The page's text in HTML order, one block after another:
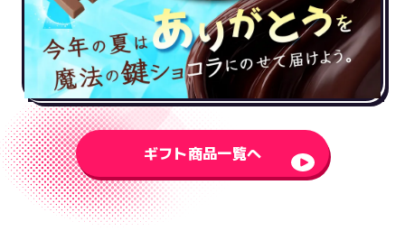
ギフト商品一覧へ